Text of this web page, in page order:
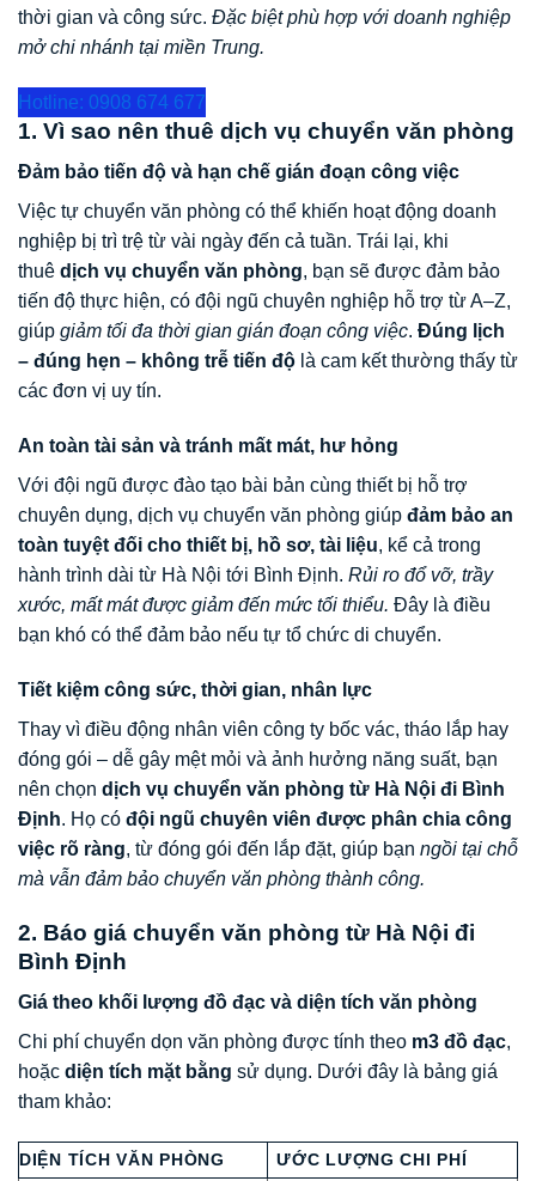
thời gian và công sức. Đặc biệt phù hợp với doanh nghiệp
mở chi nhánh tại miền Trung.
Hotline: 0908 674 677
1. Vì sao nên thuê dịch vụ chuyển văn phòng
Đảm bảo tiến độ và hạn chế gián đoạn công việc
Việc tự chuyển văn phòng có thể khiến hoạt động doanh
nghiệp bị trì trệ từ vài ngày đến cả tuần. Trái lại, khi
thuê dịch vụ chuyển văn phòng, bạn sẽ được đảm bảo
tiến độ thực hiện, có đội ngũ chuyên nghiệp hỗ trợ từ A–Z,
giúp giảm tối đa thời gian gián đoạn công việc. Đúng lịch
– đúng hẹn – không trễ tiến độ là cam kết thường thấy từ
các đơn vị uy tín.
An toàn tài sản và tránh mất mát, hư hỏng
Với đội ngũ được đào tạo bài bản cùng thiết bị hỗ trợ
chuyên dụng, dịch vụ chuyển văn phòng giúp đảm bảo an
toàn tuyệt đối cho thiết bị, hồ sơ, tài liệu, kể cả trong
hành trình dài từ Hà Nội tới Bình Định. Rủi ro đổ vỡ, trầy
xước, mất mát được giảm đến mức tối thiểu. Đây là điều
bạn khó có thể đảm bảo nếu tự tổ chức di chuyển.
Tiết kiệm công sức, thời gian, nhân lực
Thay vì điều động nhân viên công ty bốc vác, tháo lắp hay
đóng gói – dễ gây mệt mỏi và ảnh hưởng năng suất, bạn
nên chọn dịch vụ chuyển văn phòng từ Hà Nội đi Bình
Định. Họ có đội ngũ chuyên viên được phân chia công
việc rõ ràng, từ đóng gói đến lắp đặt, giúp bạn ngồi tại chỗ
mà vẫn đảm bảo chuyển văn phòng thành công.
2. Báo giá chuyển văn phòng từ Hà Nội đi
Bình Định
Giá theo khối lượng đồ đạc và diện tích văn phòng
Chi phí chuyển dọn văn phòng được tính theo m3 đồ đạc,
hoặc diện tích mặt bằng sử dụng. Dưới đây là bảng giá
tham khảo:
DIỆN TÍCH VĂN PHÒNG
ƯỚC LƯỢNG CHI PHÍ